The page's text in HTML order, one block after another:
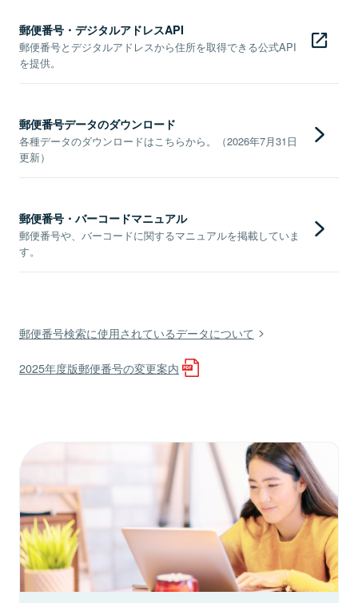
郵便番号・デジタルアドレスAPI
郵便番号とデジタルアドレスから住所を取得できる公式API
を提供。
郵便番号データのダウンロード
各種データのダウンロードはこちらから。（2026年7月31日
更新）
郵便番号・バーコードマニュアル
郵便番号や、バーコードに関するマニュアルを掲載していま
す。
郵便番号検索に使用されているデータについて
2025年度版郵便番号の変更案内